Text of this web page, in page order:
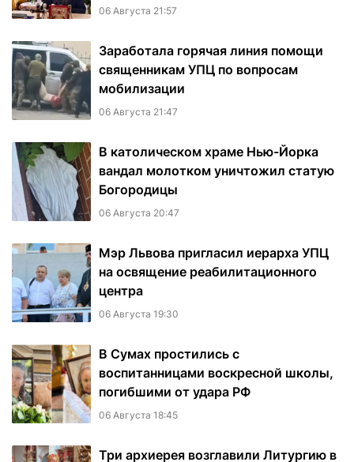
06 Августа 21:57
Заработала горячая линия помощи
священникам УПЦ по вопросам
мобилизации
06 Августа 21:47
В католическом храме Нью-Йорка
вандал молотком уничтожил статую
Богородицы
06 Августа 20:47
Мэр Львова пригласил иерарха УПЦ
на освящение реабилитационного
центра
06 Августа 19:30
В Сумах простились с
воспитанницами воскресной школы,
погибшими от удара РФ
06 Августа 18:45
Три архиерея возглавили Литургию в